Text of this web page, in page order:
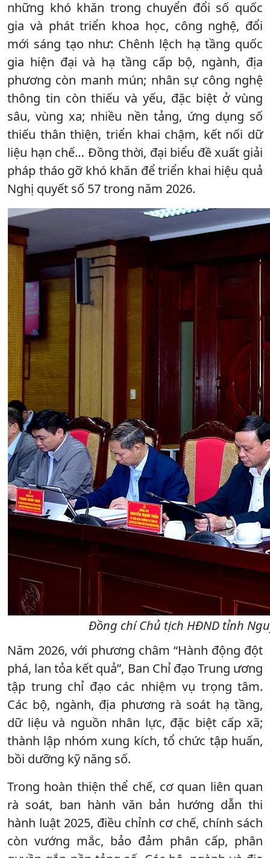
những khó khăn trong chuyển đổi số quốc
gia và phát triển khoa học, công nghệ, đổi
mới sáng tạo như: Chênh lệch hạ tầng quốc
gia hiện đại và hạ tầng cấp bộ, ngành, địa
phương còn manh mún; nhân sự công nghệ
thông tin còn thiếu và yếu, đặc biệt ở vùng
sâu, vùng xa; nhiều nền tảng, ứng dụng số
thiếu thân thiện, triển khai chậm, kết nối dữ
liệu hạn chế… Đồng thời, đại biểu đề xuất giải
pháp tháo gỡ khó khăn để triển khai hiệu quả
Nghị quyết số 57 trong năm 2026.
Đồng chí Chủ tịch HĐND tỉnh
Năm 2026, với phương châm “Hành động đột
phá, lan tỏa kết quả”, Ban Chỉ đạo Trung ương
tập trung chỉ đạo các nhiệm vụ trọng tâm.
Các bộ, ngành, địa phương rà soát hạ tầng,
dữ liệu và nguồn nhân lực, đặc biệt cấp xã;
thành lập nhóm xung kích, tổ chức tập huấn,
bồi dưỡng kỹ năng số.
Trong hoàn thiện thể chế, cơ quan liên quan
rà soát, ban hành văn bản hướng dẫn thi
hành luật 2025, điều chỉnh cơ chế, chính sách
còn vướng mắc, bảo đảm phân cấp, phân